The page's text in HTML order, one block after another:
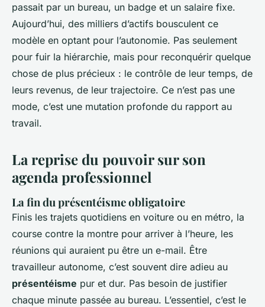
passait par un bureau, un badge et un salaire fixe.
Aujourd’hui, des milliers d’actifs bousculent ce
modèle en optant pour l’autonomie. Pas seulement
pour fuir la hiérarchie, mais pour reconquérir quelque
chose de plus précieux : le contrôle de leur temps, de
leurs revenus, de leur trajectoire. Ce n’est pas une
mode, c’est une mutation profonde du rapport au
travail.
La reprise du pouvoir sur son
agenda professionnel
La fin du présentéisme obligatoire
Finis les trajets quotidiens en voiture ou en métro, la
course contre la montre pour arriver à l’heure, les
réunions qui auraient pu être un e-mail. Être
travailleur autonome, c’est souvent dire adieu au
présentéisme pur et dur. Pas besoin de justifier
chaque minute passée au bureau. L’essentiel, c’est le